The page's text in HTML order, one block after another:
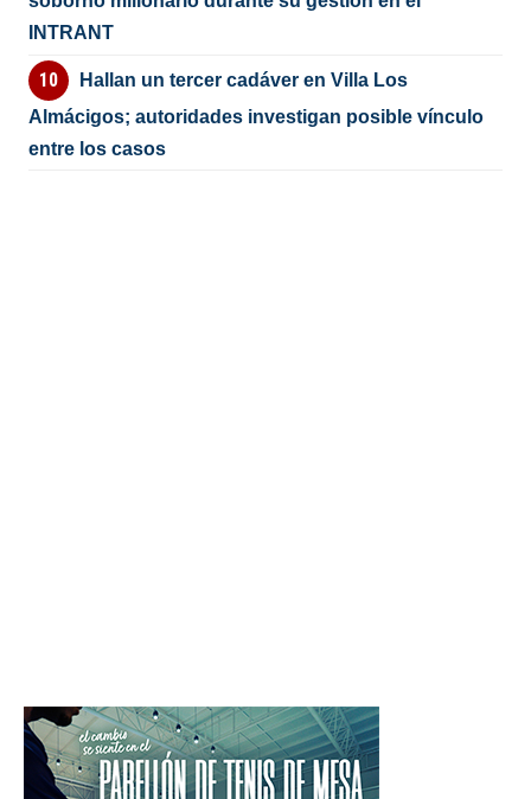
INTRANT
Hallan un tercer cadáver en Villa Los
Almácigos; autoridades investigan posible vínculo
entre los casos